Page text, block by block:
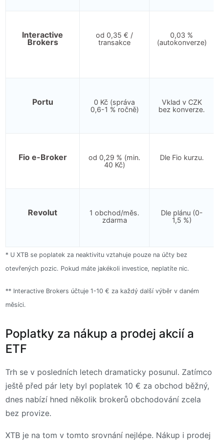
Interactive
Brokers
od 0,35 € /
transakce
0,03 %
(autokonverze)
Portu
0 Kč (správa
0,6-1 % ročně)
Vklad v CZK
bez konverze.
Fio e-Broker
od 0,29 % (min.
40 Kč)
Dle Fio kurzu.
Revolut
1 obchod/měs.
zdarma
Dle plánu (0-
1,5 %)
* U XTB se poplatek za neaktivitu vztahuje pouze na účty bez
otevřených pozic. Pokud máte jakékoli investice, neplatíte nic.
** Interactive Brokers účtuje 1-10 € za každý další výběr v daném
měsíci.
Poplatky za nákup a prodej akcií a
ETF
Trh se v posledních letech dramaticky posunul. Zatímco
ještě před pár lety byl poplatek 10 € za obchod běžný,
dnes nabízí hned několik brokerů obchodování zcela
bez provize.
XTB je na tom v tomto srovnání nejlépe. Nákup i prodej